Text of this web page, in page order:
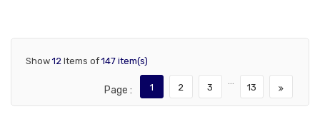
Show 12 Items of 147 item(s)
Page : 1 2 3
…
13